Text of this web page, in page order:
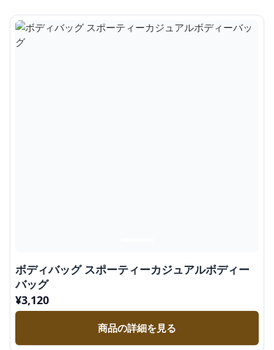
ボディバッグ スポーティーカジュアルボディー
バッグ
¥3,120
商品の詳細を見る